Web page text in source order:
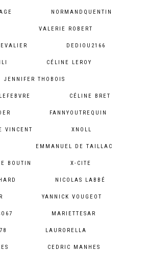
NORMANDQUENTIN
VALERIE ROBERT
DEDIOU2166
CÉLINE LEROY
JENNIFER THOBOIS
CÉLINE BRET
FANNYOUTREQUIN
VINCENT XNOLL
EMMANUEL DE TAILLAC
BOUTIN X-CITE
NICOLAS LABBÉ
YANNICK VOUGEOT
MARIETTESAR
LAURORELLA
CEDRIC MANHES